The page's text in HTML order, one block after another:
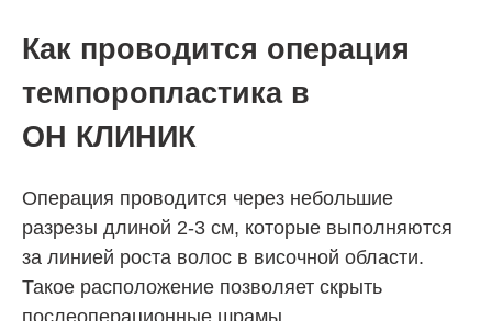
Как проводится операция
темпоропластика в
ОН КЛИНИК
Операция проводится через небольшие
разрезы длиной 2-3 см, которые выполняются
за линией роста волос в височной области.
Такое расположение позволяет скрыть
послеоперационные шрамы.